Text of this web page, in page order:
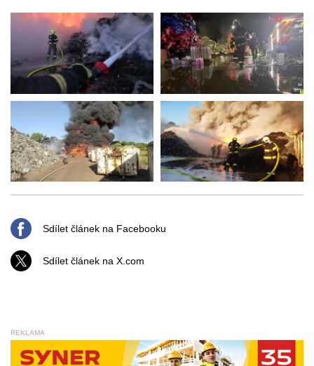
Sdílet článek na Facebooku
Sdílet článek na X.com
REKLAMA